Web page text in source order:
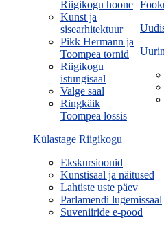
Riigikogu hoone
Kunst ja
sisearhitektuur
Pikk Hermann ja
Toompea tornid
Riigikogu
istungisaal
Valge saal
Ringkäik
Toompea lossis
Külastage Riigikogu
Ekskursioonid
Kunstisaal ja näitused
Lahtiste uste päev
Parlamendi lugemissaal
Suveniiride e-pood